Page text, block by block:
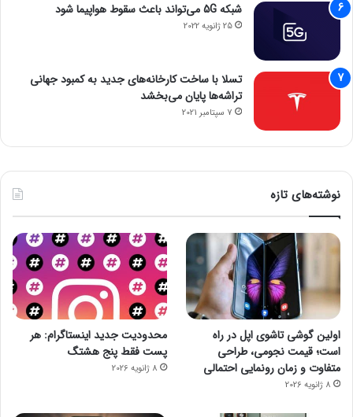
شبکه 5G می‌تواند باعث سقوط هواپیما شود
25 ژانویه 2022
تسلا با ساخت کارخانه‌های جدید به کمبود جهانی
تراشه‌ها پایان می‌بخشد
7 سپتامبر 2021
نوشته‌های تازه
اولین گوشی تاشوی اپل در راه
است؛ قیمت نجومی، طراحی
متفاوت و زمان رونمایی احتمالی
8 ژانویه 2026
محدودیت جدید اینستاگرام: هر
پست فقط پنج هشتگ
8 ژانویه 2026